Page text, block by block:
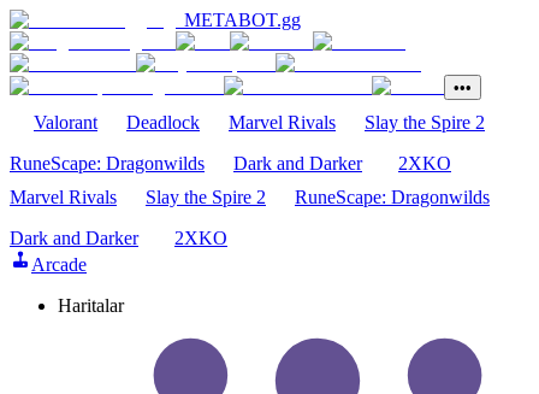
METABOT.gg
•••
Valorant Deadlock Marvel Rivals
Slay the Spire 2
RuneScape: Dragonwilds
Dark and Darker
2XKO
Marvel Rivals
Slay the Spire 2
RuneScape: Dragonwilds
Dark and Darker
2XKO
Arcade
Haritalar